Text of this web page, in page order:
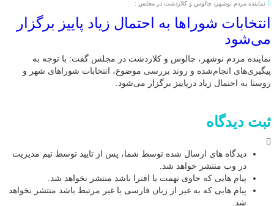
نماینده مردم نوشهر، چالوس و کلاردشت در مجلس :
انتخابات شوراها به احتمال زیاد پاییز برگزار
می‌شود
نماینده مردم نوشهر، چالوس و کلاردشت در مجلس گفت: با توجه به
پیگیری‌های انجام‌شده و روند بررسی موضوع، انتخابات شوراهای شهر و
روستا به احتمال زیاد درپاییز برگزار می‌شود.
ثبت دیدگاه
دیدگاه های ارسال شده توسط شما، پس از تایید توسط تیم مدیریت
در وب منتشر خواهد شد.
پیام هایی که حاوی تهمت یا افترا باشد منتشر نخواهد شد.
پیام هایی که به غیر از زبان فارسی یا غیر مرتبط باشد منتشر نخواهد
شد.